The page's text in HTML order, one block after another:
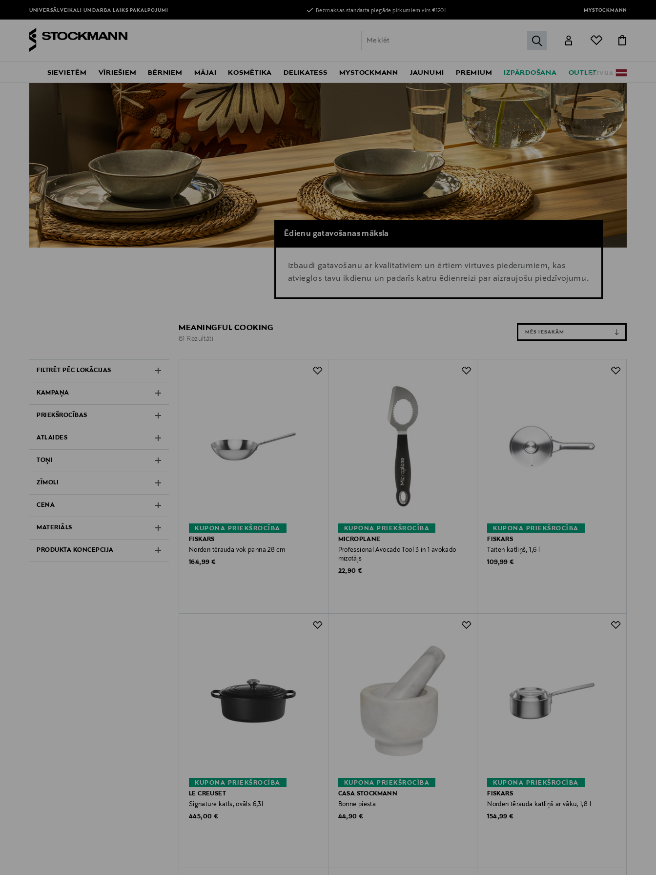
UNIVERSĀLVEIKALI UN DARBA LAIKSPAKALPOJUMI Bezmaksas standarta piegāde pirkumiem virs €120! MYSTOCKMANN
label.header.go
LATVIJA
SIEVIETĒM VĪRIEŠIEM BĒRNIEM MĀJAI KOSMĒTIKA DELIKATESS MYSTOCKMANN JAUNUMI PREMIUM IZPĀRDOŠANA OUTLET
Ēdienu gatavošanas māksla
Izbaudi gatavošanu ar kvalitatīviem un ērtiem virtuves piederumiem, kas
atvieglos tavu ikdienu un padarīs katru ēdienreizi par aizraujošu piedzīvojumu.
FILTRĒT PĒC LOKĀCIJAS
KAMPAŅA
PRIEKŠROCĪBAS
ATLAIDES
TOŅI
ZĪMOLI
CENA
MATERIĀLS
PRODUKTA KONCEPCIJA
MEANINGFUL COOKING
61 Rezultāti
MĒS IESAKĀM
KUPONA PRIEKŠROCĪBA
FISKARS
Norden tērauda vok panna 28 cm
Original Price
164,99 €
KUPONA PRIEKŠROCĪBA
MICROPLANE
Professional Avocado Tool 3 in 1 avokado
mizotājs
Original Price
22,90 €
KUPONA PRIEKŠROCĪBA
FISKARS
Taiten katliņš, 1,6 l
Original Price
109,99 €
KUPONA PRIEKŠROCĪBA
LE CREUSET
Signature katls, ovāls 6,3l
Original Price
445,00 €
KUPONA PRIEKŠROCĪBA
CASA STOCKMANN
Bonne piesta
Original Price
44,90 €
KUPONA PRIEKŠROCĪBA
FISKARS
Norden tērauda katliņš ar vāku, 1,8 l
Original Price
154,99 €